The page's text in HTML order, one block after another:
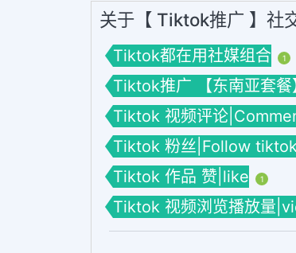
关于【 Tiktok推广 】社
Tiktok都在用社媒组合 1
Tiktok推广 【东南亚套
Tiktok 视频评论
Tiktok 粉丝|Follow
Tiktok 作品 赞|like 1
Tiktok 视频浏览播放量